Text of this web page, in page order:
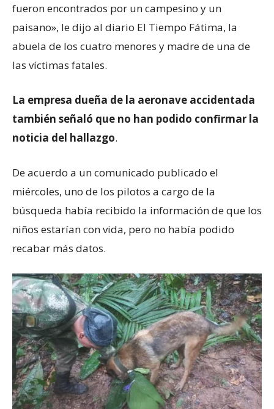
fueron encontrados por un campesino y un
paisano», le dijo al diario El Tiempo Fátima, la
abuela de los cuatro menores y madre de una de
las víctimas fatales.
La empresa dueña de la aeronave accidentada
también señaló que no han podido confirmar la
noticia del hallazgo.
De acuerdo a un comunicado publicado el
miércoles, uno de los pilotos a cargo de la
búsqueda había recibido la información de que los
niños estarían con vida, pero no había podido
recabar más datos.